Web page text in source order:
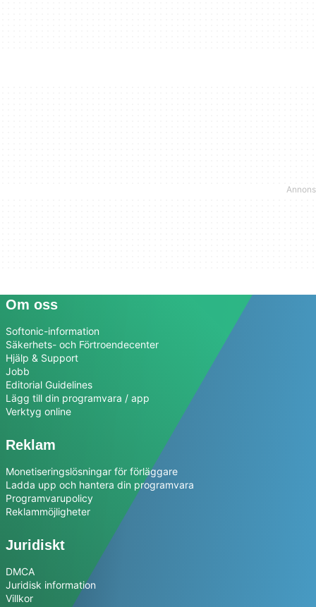
Om oss
Softonic-information
Säkerhets- och Förtroendecenter
Hjälp & Support
Jobb
Editorial Guidelines
Lägg till din programvara / app
Verktyg online
Reklam
Monetiseringslösningar för förläggare
Ladda upp och hantera din programvara
Programvarupolicy
Reklammöjligheter
Juridiskt
DMCA
Juridisk information
Villkor